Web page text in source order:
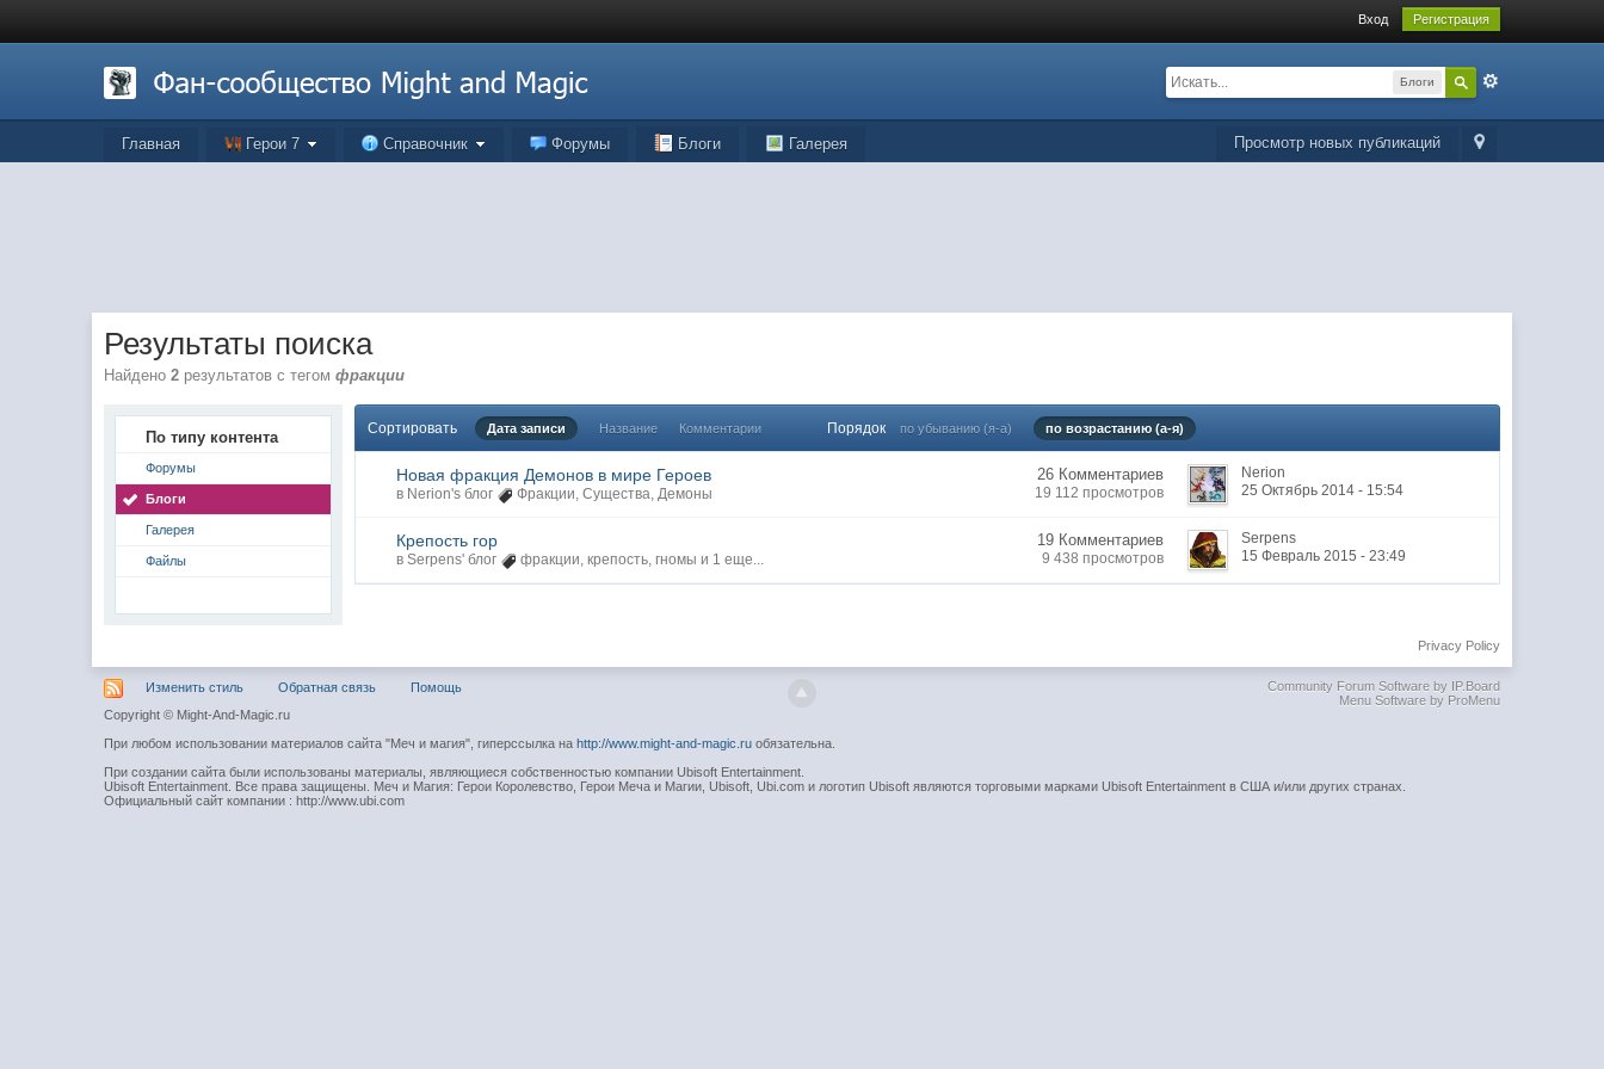
Вход Регистрация
Блоги
Просмотр новых публикаций
Главная Герои 7 Справочник Форумы Блоги Галерея
Результаты поиска
Найдено2 результатов с тегомфракции
По типу контента
Форумы
Блоги
Галерея
Файлы
Сортировать Дата записи Название Комментарии Порядок по убыванию (я-а) по возрастанию (а-я)
Новая фракция Демонов в мире Героев
в Nerion's блог Фракции,Существа,Демоны
26 Комментариев
19 112 просмотров
Nerion
25 Октябрь 2014 - 15:54
Крепость гор
вSerpens' блог фракции,крепость,гномы и 1 еще...
19 Комментариев
9 438 просмотров
Serpens
15 Февраль 2015 - 23:49
Privacy Policy
Изменить стиль Обратная связь Помощь
Community Forum Software by IP.Board
Menu Software by ProMenu
Copyright © Might-And-Magic.ru
При любом использовании материалов сайта "Меч и магия", гиперссылка наhttp://www.might-and-magic.ru обязательна.
При создании сайта были использованы материалы, являющиеся собственностью компании Ubisoft Entertainment.
Ubisoft Entertainment. Все права защищены. Меч и Магия: Герои Королевство, Герои Меча и Магии, Ubisoft, Ubi.com и логотип Ubisoft являются торговыми марками Ubisoft Entertainment в США и/или других странах.
Официальный сайт компании : http://www.ubi.com